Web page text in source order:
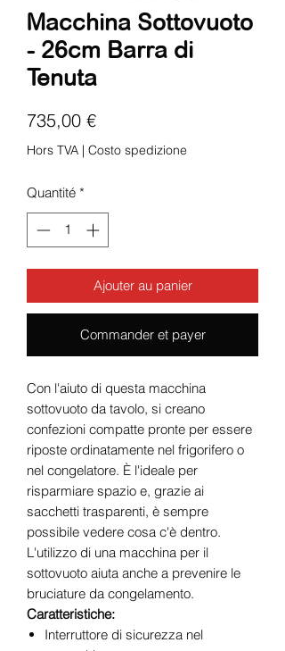
Macchina Sottovuoto
- 26cm Barra di
Tenuta
735,00 €Prix
Hors TVA | Costo spedizione
Quantité *
Ajouter au panier
Commander et payer
Con l'aiuto di questa macchina
sottovuoto da tavolo, si creano
confezioni compatte pronte per essere
riposte ordinatamente nel frigorifero o
nel congelatore. È l'ideale per
risparmiare spazio e, grazie ai
sacchetti trasparenti, è sempre
possibile vedere cosa c'è dentro.
L'utilizzo di una macchina per il
sottovuoto aiuta anche a prevenire le
bruciature da congelamento.
Caratteristiche:
Interruttore di sicurezza nel